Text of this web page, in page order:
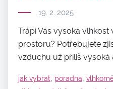
19. 2. 2025
Trápí Vás vysoká
prostoru? Potřebujete
vzduchu už příliš vysoká
jak vybrat, poradna,